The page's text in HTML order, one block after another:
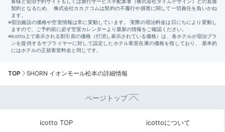
TOP 5HORN イオンモール松本の詳細情報
ページトップ
icotto TOP icottoについて